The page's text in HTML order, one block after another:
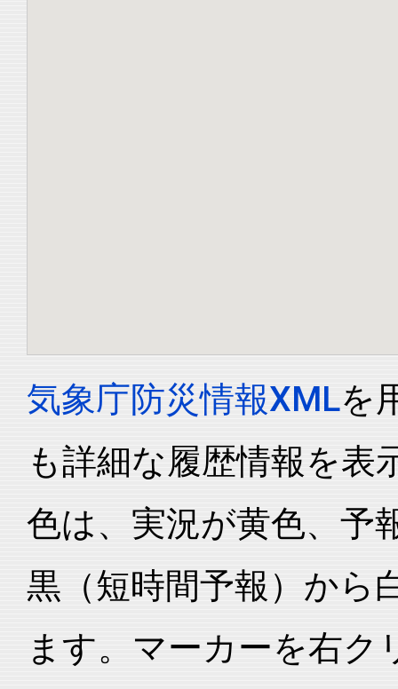
気象庁防災情報XMLを
も詳細な履歴情報を表
色は、実況が黄色、予
黒（短時間予報）から
ます。マーカーを右